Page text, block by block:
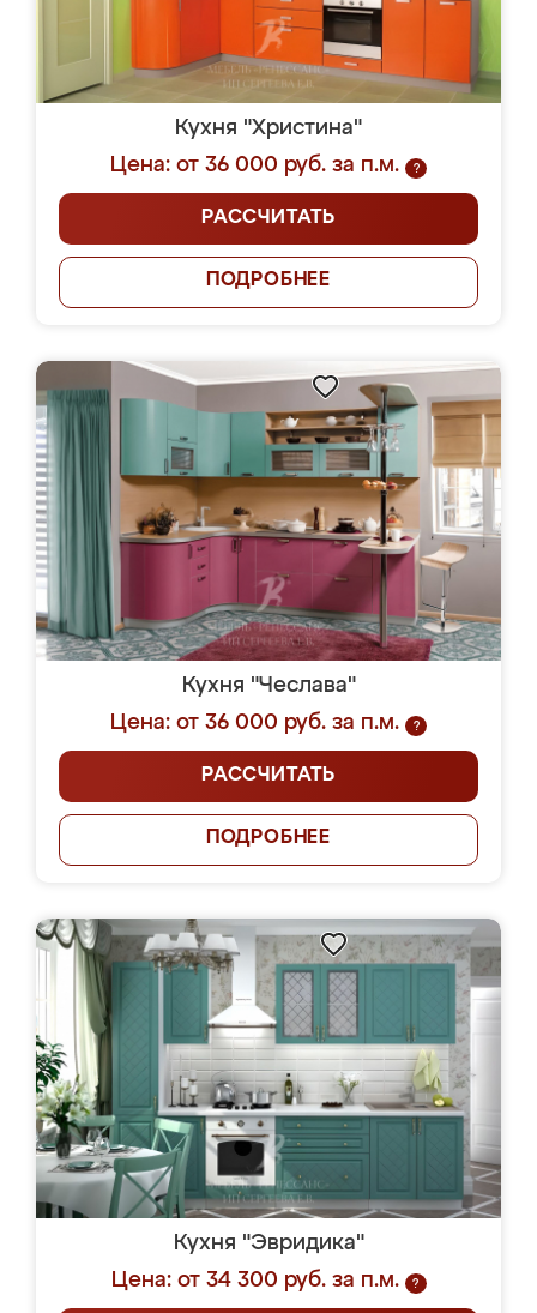
Кухня "Христина"
Цена: от 36 000 руб. за п.м.
?
РАССЧИТАТЬ
ПОДРОБНЕЕ
Кухня "Чеслава"
Цена: от 36 000 руб. за п.м.
?
РАССЧИТАТЬ
ПОДРОБНЕЕ
Кухня "Эвридика"
Цена: от 34 300 руб. за п.м.
?